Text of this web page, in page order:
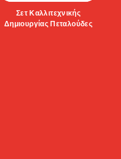
Σετ Καλλιτεχνικής
Δημιουργίας Πεταλούδες